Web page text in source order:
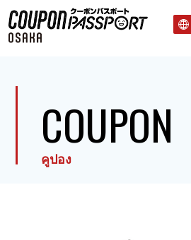
COUPON
คูปอง